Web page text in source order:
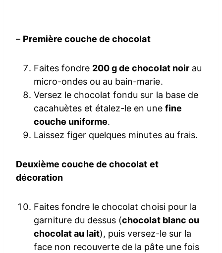
– Première couche de chocolat
Faites fondre 200 g de chocolat noirau
micro-ondes ou au bain-marie.
Versez le chocolat fondu sur la base de
cacahuètes et étalez-le en une fine
couche uniforme.
Laissez figer quelques minutes au frais.
Deuxième couche de chocolat et
décoration
Faites fondre le chocolat choisi pour la
garniture du dessus (chocolat blanc ou
chocolat au lait), puis versez-le sur la
face non recouverte de la pâte une fois